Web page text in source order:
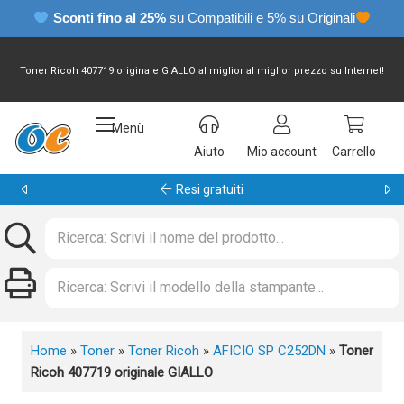
Sconti fino al 25% su Compatibili e 5% su Originali
Toner Ricoh 407719 originale GIALLO al miglior al miglior prezzo su Internet!
Menù
Aiuto
Mio account Carrello
Garanzia 24 mesi
Home » Toner » Toner Ricoh » AFICIO SP C252DN » Toner
Ricoh 407719 originale GIALLO